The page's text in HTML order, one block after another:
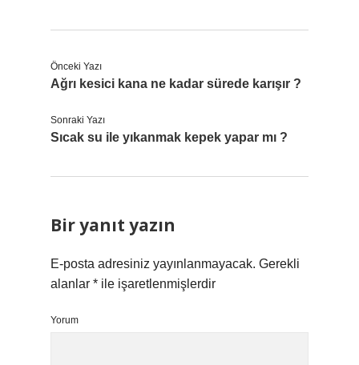
Önceki Yazı
Ağrı kesici kana ne kadar sürede karışır ?
Sonraki Yazı
Sıcak su ile yıkanmak kepek yapar mı ?
Bir yanıt yazın
E-posta adresiniz yayınlanmayacak. Gerekli
alanlar * ile işaretlenmişlerdir
Yorum